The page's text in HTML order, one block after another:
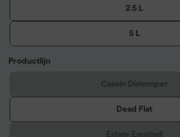
2.5 L
5 L
Productlijn
Dead Flat